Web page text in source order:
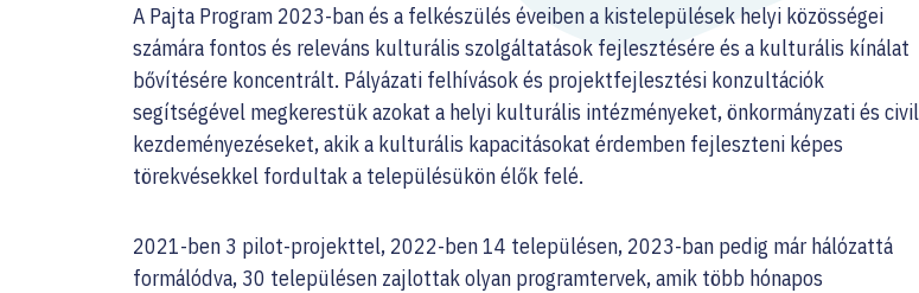
A Pajta Program 2023-ban és a felkészülés éveiben a kistelepülések helyi közösségei
számára fontos és releváns kulturális szolgáltatások fejlesztésére és a kulturális kínálat
bővítésére koncentrált. Pályázati felhívások és projektfejlesztési konzultációk
segítségével megkerestük azokat a helyi kulturális intézményeket, önkormányzati és civil
kezdeményezéseket, akik a kulturális kapacitásokat érdemben fejleszteni képes
törekvésekkel fordultak a településükön élők felé.
2021-ben 3 pilot-projekttel, 2022-ben 14 településen, 2023-ban pedig már hálózattá
formálódva, 30 településen zajlottak olyan programtervek, amik több hónapos